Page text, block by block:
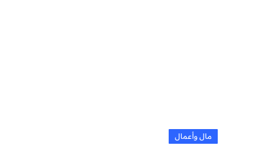
منوعات
مال وأعمال